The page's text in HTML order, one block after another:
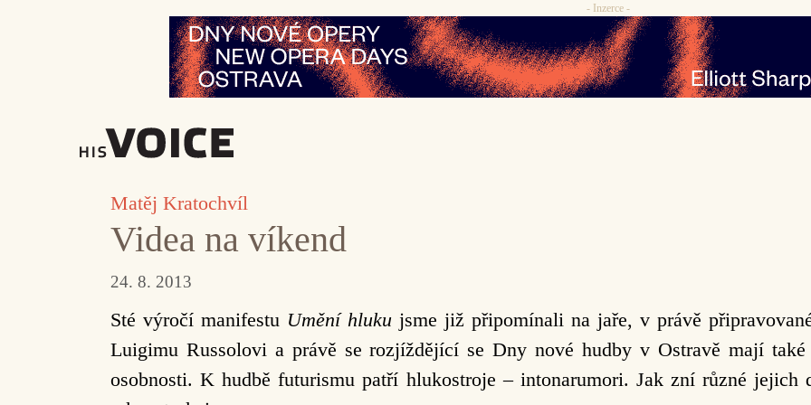
- Inzerce -
Matěj Kratochvíl
Videa na víkend
24. 8. 2013
Sté výročí manifestu Umění hluku jsme již připomínali na jaře, v právě
Luigimu Russolovi a právě se rozjíždějící se Dny nové hudby v Ostravě mají
osobnosti. K hudbě futurismu patří hlukostroje – intonarumori. Jak zní různé jejich